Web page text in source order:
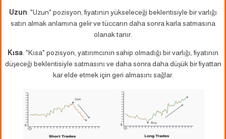
Uzun: "Uzun" pozisyon, fiyatının yükseleceği beklentisiyle bir varlığı
satın almak anlamına gelir ve tüccarın daha sonra karla satmasına
olanak tanır.
Kısa: "Kısa" pozisyon, yatırımcının sahip olmadığı bir varlığı, fiyatının
düşeceği beklentisiyle satmasını ve daha sonra daha düşük bir fiyattan
kar elde etmek için geri almasını sağlar.